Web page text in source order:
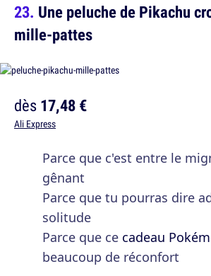
Une peluche de Pikachu
mille-pattes
dès17,48 €
Ali Express
Parce que c'est entre le
gênant
Parce que tu pourras dire
solitude
Parce que ce cadeau
beaucoup de réconfort